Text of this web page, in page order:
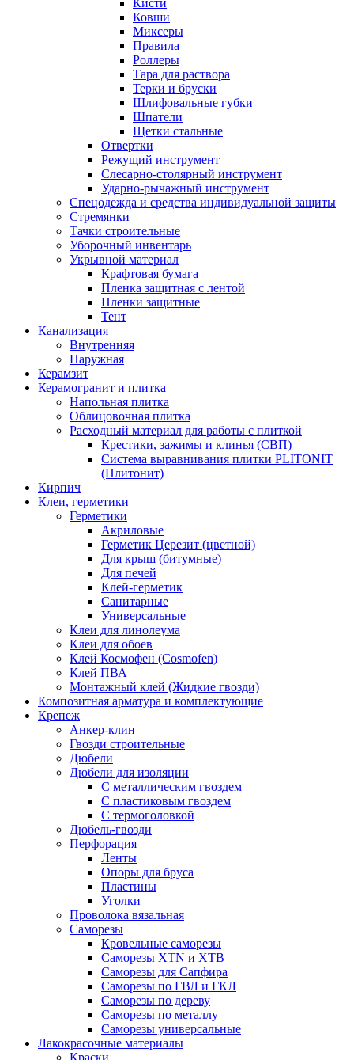
Кисти
Ковши
Миксеры
Правила
Роллеры
Тара для раствора
Терки и бруски
Шлифовальные губки
Шпатели
Щетки стальные
Отвертки
Режущий инструмент
Слесарно-столярный инструмент
Ударно-рычажный инструмент
Спецодежда и средства индивидуальной защиты
Стремянки
Тачки строительные
Уборочный инвентарь
Укрывной материал
Крафтовая бумага
Пленка защитная с лентой
Пленки защитные
Тент
Канализация
Внутренняя
Наружная
Керамзит
Керамогранит и плитка
Напольная плитка
Облицовочная плитка
Расходный материал для работы с плиткой
Крестики, зажимы и клинья (СВП)
Система выравнивания плитки PLITONIT
(Плитонит)
Кирпич
Клеи, герметики
Герметики
Акриловые
Герметик Церезит (цветной)
Для крыш (битумные)
Для печей
Клей-герметик
Санитарные
Универсальные
Клеи для линолеума
Клеи для обоев
Клей Космофен (Cosmofen)
Клей ПВА
Монтажный клей (Жидкие гвозди)
Композитная арматура и комплектующие
Крепеж
Анкер-клин
Гвозди строительные
Дюбели
Дюбели для изоляции
С металлическим гвоздем
С пластиковым гвоздем
С термоголовкой
Дюбель-гвозди
Перфорация
Ленты
Опоры для бруса
Пластины
Уголки
Проволока вязальная
Саморезы
Кровельные саморезы
Саморезы XTN и ХTB
Саморезы для Сапфира
Саморезы по ГВЛ и ГКЛ
Саморезы по дереву
Саморезы по металлу
Саморезы универсальные
Лакокрасочные материалы
Краски